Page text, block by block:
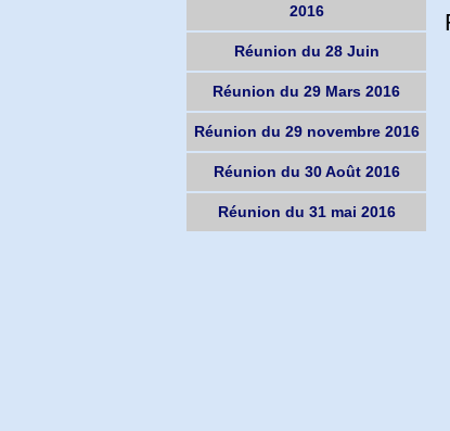
2016
Réunion du 28 Juin
Réunion du 29 Mars 2016
Réunion du 29 novembre 2016
Réunion du 30 Août 2016
Réunion du 31 mai 2016